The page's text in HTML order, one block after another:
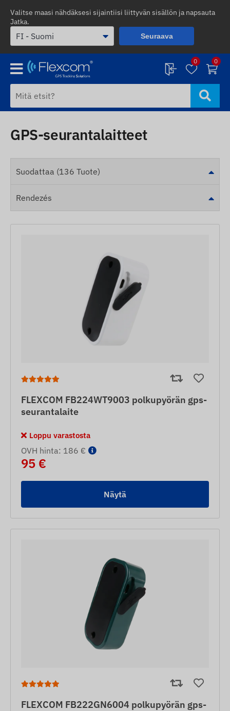
Valitse maasi nähdäksesi sijaintiisi liittyvän sisällön ja napsauta
Jatka.
Seuraava
0 0
GPS-seurantalaitteet
Suodattaa (136 Tuote)
Rendezés
FLEXCOM FB224WT9003 polkupyörän gps-
seurantalaite
Loppu varastosta
OVH hinta: 186 €
95 €
Näytä
FLEXCOM FB222GN6004 polkupyörän gps-